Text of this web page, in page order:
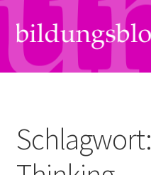
Zur
Navigation
springen
Zum
Inhalt
springen
Über uns
Links
Schlagwort: